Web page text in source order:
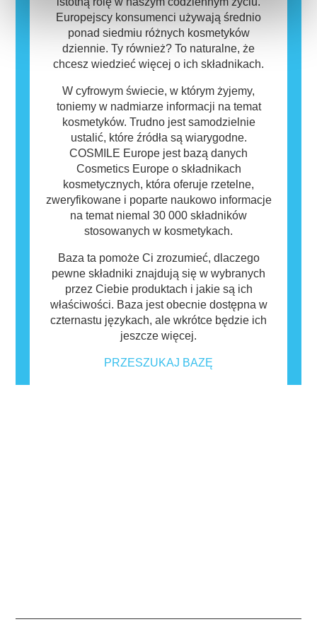
Europejscy konsumenci używają średnio
ponad siedmiu różnych kosmetyków
dziennie. Ty również? To naturalne, że
chcesz wiedzieć więcej o ich składnikach.
W cyfrowym świecie, w którym żyjemy,
toniemy w nadmiarze informacji na temat
kosmetyków. Trudno jest samodzielnie
ustalić, które źródła są wiarygodne.
COSMILE Europe jest bazą danych
Cosmetics Europe o składnikach
kosmetycznych, która oferuje rzetelne,
zweryfikowane i poparte naukowo informacje
na temat niemal 30 000 składników
stosowanych w kosmetykach.
Baza ta pomoże Ci zrozumieć, dlaczego
pewne składniki znajdują się w wybranych
przez Ciebie produktach i jakie są ich
właściwości. Baza jest obecnie dostępna w
czternastu językach, ale wkrótce będzie ich
jeszcze więcej.
PRZESZUKAJ BAZĘ